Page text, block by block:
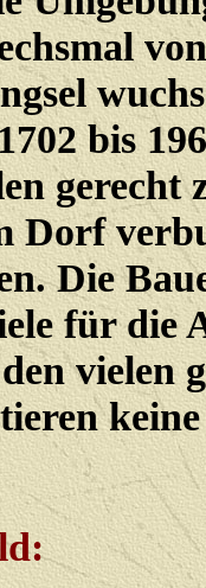
bis
gerecht
Dorf
Die
für die
vielen